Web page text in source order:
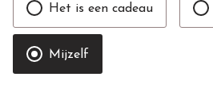
Het is een cadeau
Mijzelf